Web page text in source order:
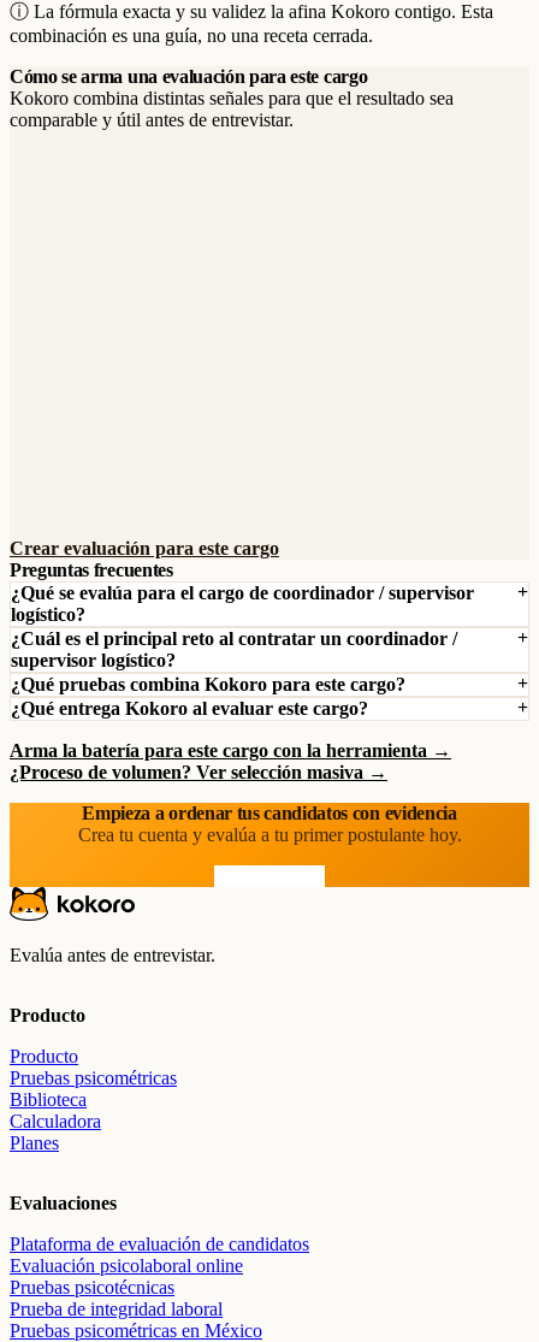
ⓘ La fórmula exacta y su validez la afina Kokoro contigo. Esta
combinación es una guía, no una receta cerrada.
Cómo se arma una evaluación para este cargo
Kokoro combina distintas señales para que el resultado sea
comparable y útil antes de entrevistar.
Crear evaluación para este cargo
Preguntas frecuentes
¿Qué se evalúa para el cargo de coordinador / supervisor
logístico?
¿Cuál es el principal reto al contratar un coordinador /
supervisor logístico?
¿Qué pruebas combina Kokoro para este cargo?
¿Qué entrega Kokoro al evaluar este cargo?
Arma la batería para este cargo con la herramienta →
¿Proceso de volumen? Ver selección masiva →
Empieza a ordenar tus candidatos con evidencia
Crea tu cuenta y evalúa a tu primer postulante hoy.
Evalúa antes de entrevistar.
Producto
Producto
Pruebas psicométricas
Biblioteca
Calculadora
Planes
Evaluaciones
Plataforma de evaluación de candidatos
Evaluación psicolaboral online
Pruebas psicotécnicas
Prueba de integridad laboral
Pruebas psicométricas en México